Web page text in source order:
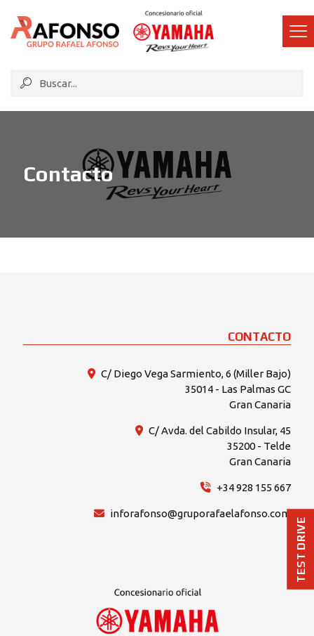
Contacto
CONTACTO
C/ Diego Vega Sarmiento, 6 (Miller Bajo)
35014 - Las Palmas GC
Gran Canaria
C/ Avda. del Cabildo Insular, 45
35200 - Telde
Gran Canaria
+34 928 155 667
inforafonso@gruporafaelafonso.com
TEST DRIVE